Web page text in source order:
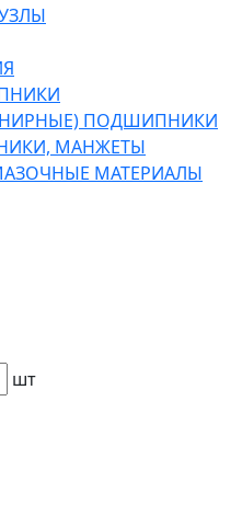
ПОДШИПНИКИ
МАНЖЕТЫ
МАТЕРИАЛЫ
шт